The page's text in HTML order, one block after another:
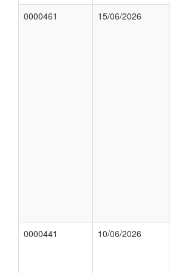
0000461
15/06/2026
0000441
10/06/2026